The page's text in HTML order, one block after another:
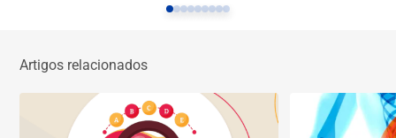
Artigos relacionados